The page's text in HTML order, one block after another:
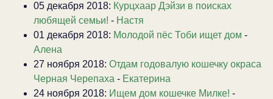
05 декабря 2018: Курцхаар Дэйзи в поисках
любящей семьи! - Настя
01 декабря 2018: Молодой пёс Тоби ищет дом -
Алена
27 ноября 2018: Отдам годовалую кошечку окраса
Черная Черепаха - Екатерина
24 ноября 2018: Ищем дом кошечке Милке! -